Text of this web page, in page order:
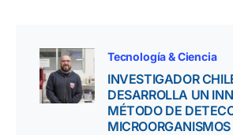
Tecnología & Ciencia
INVESTIGADOR
DESARROLLA UN
MÉTODO DE